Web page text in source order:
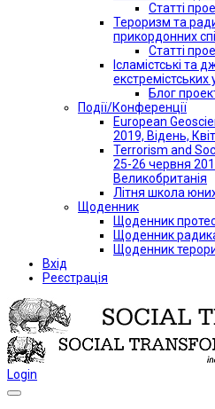
Статті
Тероризм та
прикордонних
Статті
Ісламістські та
екстремістських
Блог
Події/Конференції
European
2019, Відень,
Terrorism and
25-26 червня
Великобританія
Літня школа
Щоденник
Щоденник
Щоденник
Щоденник
Вхід
Реєстрація
Login